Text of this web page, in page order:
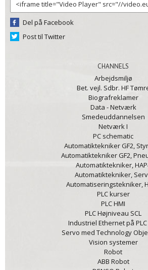
Del på Facebook
Post til Twitter
CHANNELS
Arbejdsmiljø
Bet. vejl. Sdbr. HF
Biografreklamer
Data - Netværk
Smedeuddannelsen
Netværk I
PC schematic
Automatiktekniker GF2,
Automatiktekniker GF2,
Automatiktekniker,
Automatiktekniker,
Automatiseringstekniker,
PLC kurser
PLC HMI
PLC Højniveau SCL
Industriel Ethernet på PLC
Servo med Technology
Vision systemer
Robot
ABB Robot